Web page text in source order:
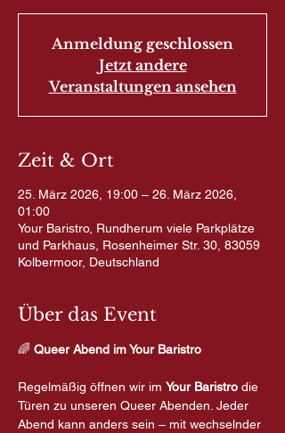
Anmeldung geschlossen
Jetzt andere
Veranstaltungen ansehen
Zeit & Ort
25. März 2026, 19:00 – 26. März 2026,
01:00
Your Baristro, Rundherum viele Parkplätze
und Parkhaus, Rosenheimer Str. 30, 83059
Kolbermoor, Deutschland
Über das Event
🌈 Queer Abend im Your Baristro
Regelmäßig öffnen wir im Your Baristro die
Türen zu unseren Queer Abenden. Jeder
Abend kann anders sein – mit wechselnder